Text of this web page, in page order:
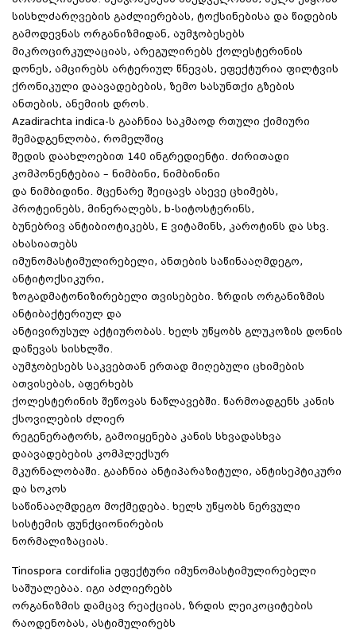
სისხლძარღვების გაძლიერებას, ტოქსინებისა და წიდების
გამოდევნას ორგანიზმიდან, აუმჯობესებს
მიკროცირკულაციას, არეგულირებს ქოლესტერინის
დონეს, ამცირებს არტერიულ წნევას, ეფექტურია ფილტვის
ქრონიკული დაავადებების, ზემო სასუნთქი გზების
ანთების, ანემიის დროს.
Azadirachta indica-ს გააჩნია საკმაოდ რთული ქიმიური
შემადგენლობა, რომელშიც
შედის დაახლოებით 140 ინგრედიენტი. ძირითადი
კომპონენტებია – ნიმბინი, ნიმბინინი
და ნიმბიდინი. მცენარე შეიცავს ასევე ცხიმებს,
პროტეინებს, მინერალებს, b-სიტოსტერინს,
ბუნებრივ ანტიბიოტიკებს, E ვიტამინს, კაროტინს და სხვ.
ახასიათებს
იმუნომასტიმულირებელი, ანთების საწინააღმდეგო,
ანტიტოქსიკური,
ზოგადმატონიზირებელი თვისებები. ზრდის ორგანიზმის
ანტიბაქტერიულ და
ანტივირუსულ აქტიურობას. ხელს უწყობს გლუკოზის დონის
დაწევას სისხლში.
აუმჯობესებს საკვებთან ერთად მიღებული ცხიმების
ათვისებას, აფერხებს
ქოლესტერინის შეწოვას ნაწლავებში. წარმოადგენს კანის
ქსოვილების ძლიერ
რეგენერატორს, გამოიყენება კანის სხვადასხვა
დაავადებების კომპლექსურ
მკურნალობაში. გააჩნია ანტიპარაზიტული, ანტისეპტიკური
და სოკოს
საწინააღმდეგო მოქმედება. ხელს უწყობს ნერვული
სისტემის ფუნქციონირების
ნორმალიზაციას.
Tinospora cordifolia ეფექტური იმუნომასტიმულირებელი
საშუალებაა. იგი აძლიერებს
ორგანიზმის დამცავ რეაქციას, ზრდის ლეიკოციტების
რაოდენობას, ასტიმულირებს